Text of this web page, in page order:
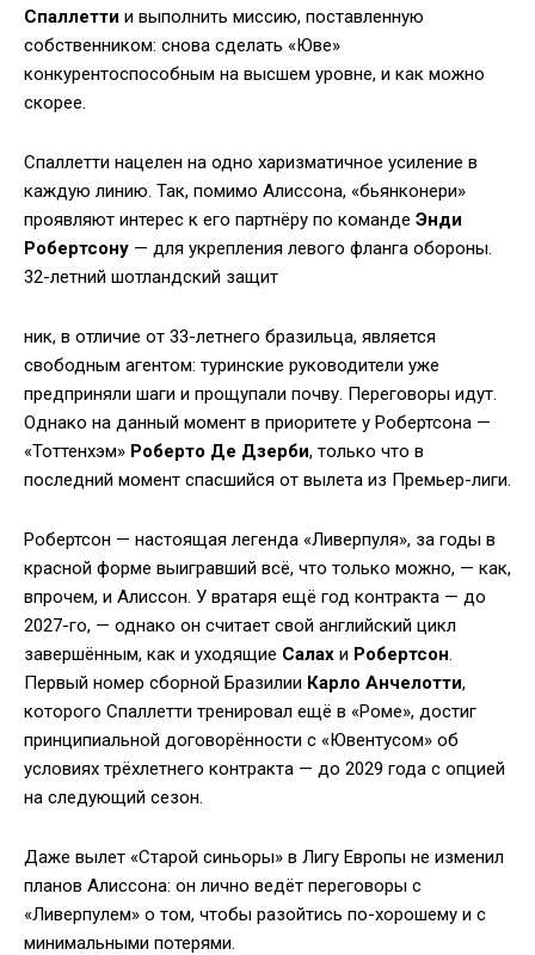
Спаллетти и выполнить миссию, поставленную
собственником: снова сделать «Юве»
конкурентоспособным на высшем уровне, и как можно
скорее.
Спаллетти нацелен на одно харизматичное усиление в
каждую линию. Так, помимо Алиссона, «бьянконери»
проявляют интерес к его партнёру по команде Энди
Робертсону — для укрепления левого фланга обороны.
32-летний шотландский защит
ник, в отличие от 33-летнего бразильца, является
свободным агентом: туринские руководители уже
предприняли шаги и прощупали почву. Переговоры идут.
Однако на данный момент в приоритете у Робертсона —
«Тоттенхэм» Роберто Де Дзерби, только что в
последний момент спасшийся от вылета из Премьер-лиги.
Робертсон — настоящая легенда «Ливерпуля», за годы в
красной форме выигравший всё, что только можно, — как,
впрочем, и Алиссон. У вратаря ещё год контракта — до
2027-го, — однако он считает свой английский цикл
завершённым, как и уходящие Салах и Робертсон.
Первый номер сборной Бразилии Карло Анчелотти,
которого Спаллетти тренировал ещё в «Роме», достиг
принципиальной договорённости с «Ювентусом» об
условиях трёхлетнего контракта — до 2029 года с опцией
на следующий сезон.
Даже вылет «Старой синьоры» в Лигу Европы не изменил
планов Алиссона: он лично ведёт переговоры с
«Ливерпулем» о том, чтобы разойтись по-хорошему и с
минимальными потерями.